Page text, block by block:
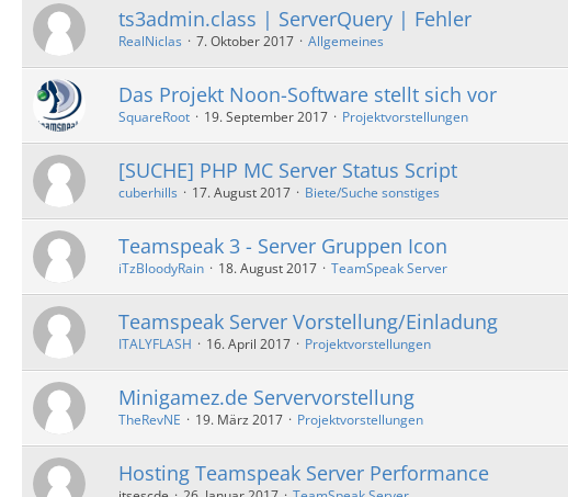
ts3admin.class | ServerQuery | Fehler
RealNiclas 7. Oktober 2017 Allgemeines
Das Projekt Noon-Software stellt sich vor
SquareRoot 19. September 2017 Projektvorstellungen
[SUCHE] PHP MC Server Status Script
cuberhills 17. August 2017 Biete/Suche sonstiges
Teamspeak 3 - Server Gruppen Icon
iTzBloodyRain 18. August 2017 TeamSpeak Server
Teamspeak Server Vorstellung/Einladung
ITALYFLASH 16. April 2017 Projektvorstellungen
Minigamez.de Servervorstellung
TheRevNE 19. März 2017 Projektvorstellungen
Hosting Teamspeak Server Performance